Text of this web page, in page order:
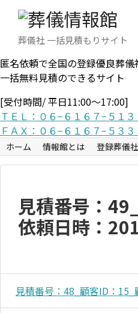
葬儀社 一括見積もりサイト
匿名依頼で全国の登録優良葬儀
一括無料見積のできるサイト
[受付時間/ 平日11:00〜17:00]
ＴＥＬ：０６−６１６７−５１３
ＦＡＸ：０６−６１６７−５３３
ホーム 情報館とは 登録葬儀
見積番号：
依頼日時：
見積番号：48_顧客ID：